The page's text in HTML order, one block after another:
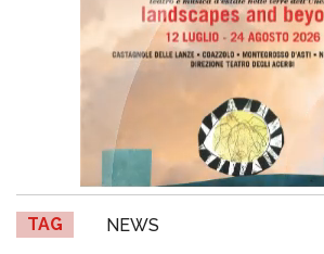
TAG NEWS